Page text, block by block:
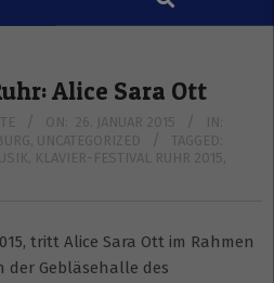
Alice Sara Ott
ON: 26. JANUAR 2015
IN:
UNCATEGORIZED
TAGGED:
KLAVIER-FESTIVAL RUHR 2015
tritt Alice Sara Ott im Rahmen
der Gebläsehalle des